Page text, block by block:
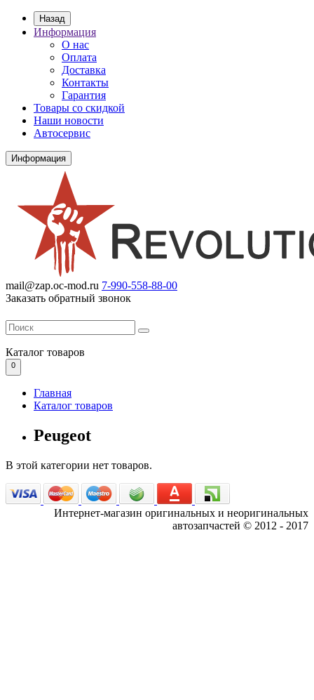
Назад
Информация
О нас
Оплата
Доставка
Контакты
Гарантия
Товары со скидкой
Наши новости
Автосервис
Информация
mail@zap.oc-mod.ru 7-990-558-88-00
Заказать обратный звонок
Каталог товаров
0
Главная
Каталог товаров
Peugeot
В этой категории нет товаров.
Интернет-магазин оригинальных и неоригинальных
автозапчастей © 2012 - 2017